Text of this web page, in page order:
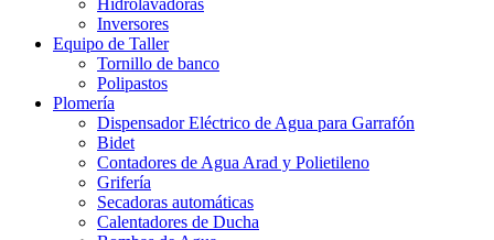
Hidrolavadoras
Inversores
Equipo de Taller
Tornillo de banco
Polipastos
Plomería
Dispensador Eléctrico de Agua para Garrafón
Bidet
Contadores de Agua Arad y Polietileno
Grifería
Secadoras automáticas
Calentadores de Ducha